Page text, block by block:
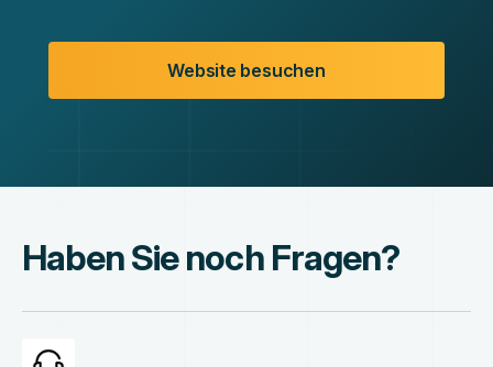
Website besuchen
Haben Sie noch Fragen?